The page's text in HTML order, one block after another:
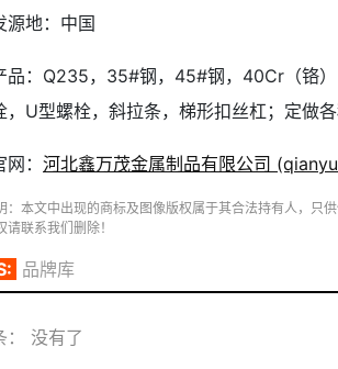
源地：中国
品：Q235，35#钢，45#钢，40Cr（铬
，U型螺栓，斜拉条，梯形扣丝杠；定做
： 河北鑫万茂金属制品有限公司
：本文中出现的商标及图像版权属于其合法持有人，只
请联系我们删除！
品牌库
上一条： 没有了